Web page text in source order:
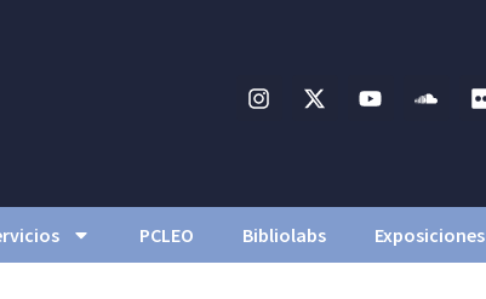
PCLEO Bibliolabs Exposiciones